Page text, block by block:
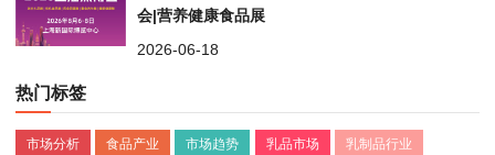
会|营养健康食品展
2026-06-18
热门标签
市场分析 食品产业 市场趋势 乳品市场 乳制品行业